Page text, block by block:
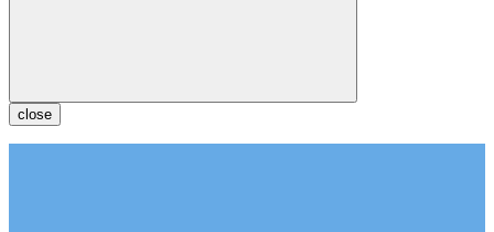
close